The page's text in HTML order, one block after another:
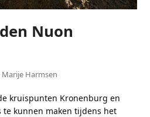
Nuon
Marije Harmsen
kruispunten Kronenburg en
te kunnen maken tijdens het